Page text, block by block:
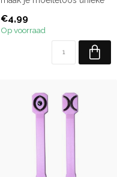
tallo...
€4,99
Op voorraad